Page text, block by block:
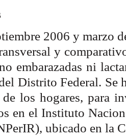
2006 y marzo
y
embarazadas ni
Distrito Federal. Se
los hogares, para
en el Instituto
ubicado en la